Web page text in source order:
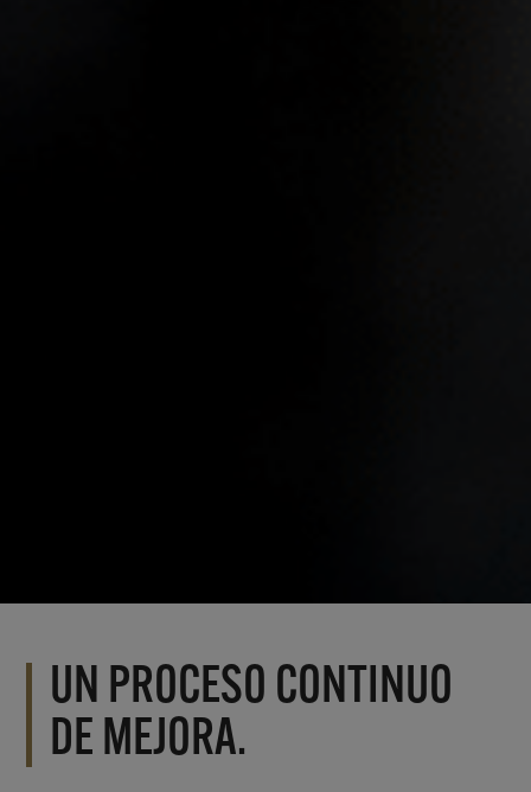
UN PROCESO CONTINUO
DE MEJORA.